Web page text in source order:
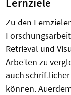
Lernziele
Zu den
Retrieval und
Arbeiten zu
auch
können.